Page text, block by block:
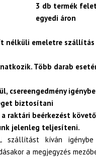
3 db termék
egyedi áron
emeletre szállítás
Több darab
csereengedmény
biztosítani
raktári beérkezést
jelenleg teljesíteni.
szállítást kíván
a megjegyzés